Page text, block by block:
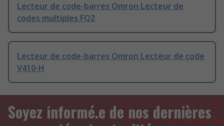
Lecteur de code-barres Omron Lecteur de
codes multiples FQ2
Lecteur de code-barres Omron Lecteur de code
V410-H
Soyez informé.e de nos dernières